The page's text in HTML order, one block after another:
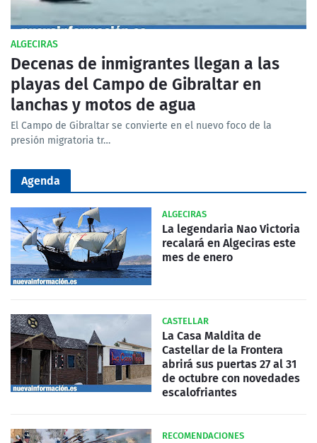
ALGECIRAS
Decenas de inmigrantes llegan a las
playas del Campo de Gibraltar en
lanchas y motos de agua
El Campo de Gibraltar se convierte en el nuevo foco de la
presión migratoria tr…
Agenda
ALGECIRAS
La legendaria Nao Victoria
recalará en Algeciras este
mes de enero
CASTELLAR
La Casa Maldita de
Castellar de la Frontera
abrirá sus puertas 27 al 31
de octubre con novedades
escalofriantes
RECOMENDACIONES